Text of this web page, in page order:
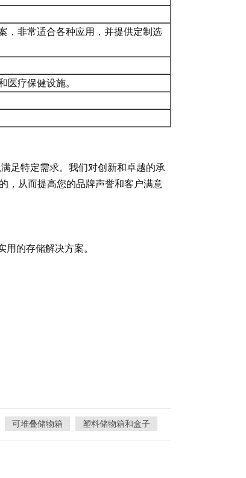
，非常适合各种应用，并提供定制选
医疗保健设施。
足特定需求。我们对创新和卓越的承
，从而提高您的品牌声誉和客户满意
的存储解决方案。
可堆叠储物箱 塑料储物箱和盒子